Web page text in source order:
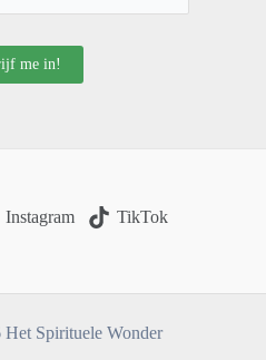
Instagram TikTok
Spirituele Wonder